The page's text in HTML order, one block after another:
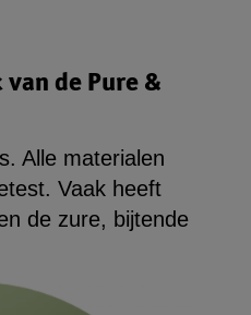
de Pure &
Alle materialen
Vaak heeft
de zure, bijtende